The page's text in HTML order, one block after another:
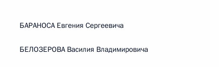
БАРАНОСА Евгения Сергеевича
БЕЛОЗЕРОВА Василия Владимировича